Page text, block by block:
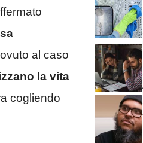
al caso
la vita
cogliendo